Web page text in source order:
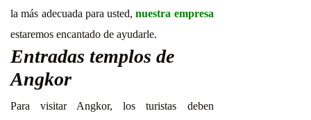
la más adecuada para usted,nuestra empresa
estaremos encantado de ayudarle.
Entradas templos de
Angkor
Para visitar Angkor, los turistas deben